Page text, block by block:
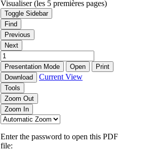
Visualiser (les 5 premières pages)
Toggle Sidebar
Find
Previous
Next
Presentation Mode Open
Print
Download
Current View
Tools
Zoom Out
Zoom In
Enter the password to open this PDF
file: